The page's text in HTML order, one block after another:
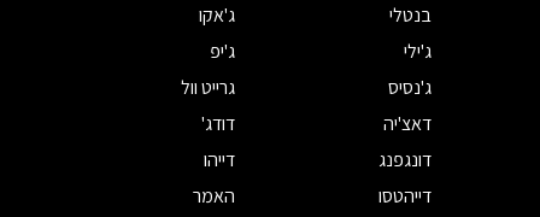
בנטלי
ג'אקו
ג'ילי
ג'יפ
ג'נסיס
גרייט וול
דאצ'יה
דודג'
דונגפנג
דייהו
דייהטסו
האמר